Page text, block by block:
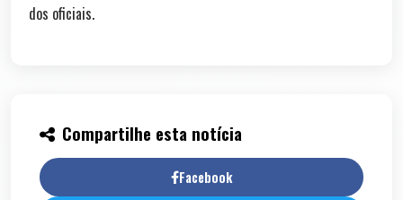
dos oficiais.
Compartilhe esta notícia
Facebook